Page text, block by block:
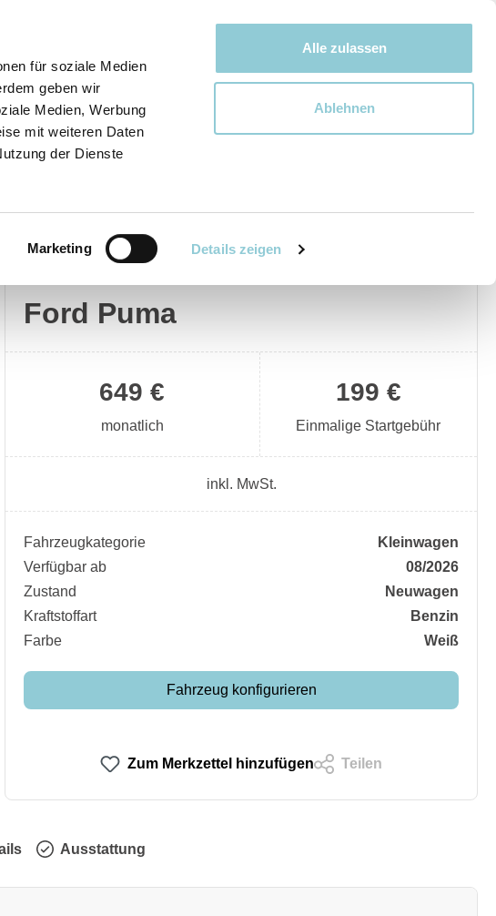
für soziale Medien
geben wir
Medien, Werbung
mit weiteren Daten
der Dienste
Marketing Details zeigen
Alle zulassen
Ablehnen
Bewegen bewegt uns!
Ford Puma
199 €
Einmalige Startgebühr
649 €
monatlich
inkl. MwSt.
Fahrzeugkategorie
Kleinwagen
Verfügbar ab
08/2026
Zustand
Neuwagen
Kraftstoffart
Benzin
Farbe
Weiß
Fahrzeug konfigurieren
Zum Merkzettel hinzufügen Teilen
Ausstattung